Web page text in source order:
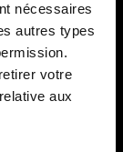
nécessaires
autres types
votre
aux